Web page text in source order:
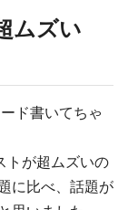
ムズい
ド書いてちゃ
トが超ムズいの
に比べ、話題が